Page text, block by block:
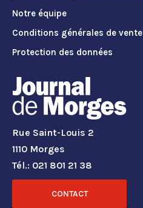
Notre équipe
Conditions générales de vente
Protection des données
Rue Saint-Louis 2
1110 Morges
Tél.: 021 801 21 38
CONTACT